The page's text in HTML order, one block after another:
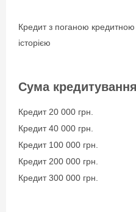
Кредит з поганою кредитною
історією
Сума кредитування
Кредит 20 000 грн.
Кредит 40 000 грн.
Кредит 100 000 грн.
Кредит 200 000 грн.
Кредит 300 000 грн.